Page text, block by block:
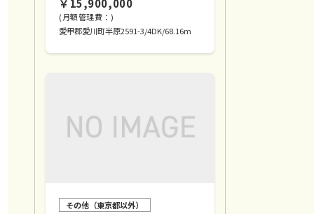
(月額管理費：)
愛甲郡愛川町半原2591-3/4DK/68.16m
その他（東京都以外）